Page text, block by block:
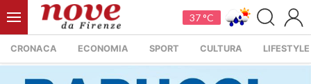
37 °C
CRONACA ECONOMIA SPORT CULTURA LIFESTYLE